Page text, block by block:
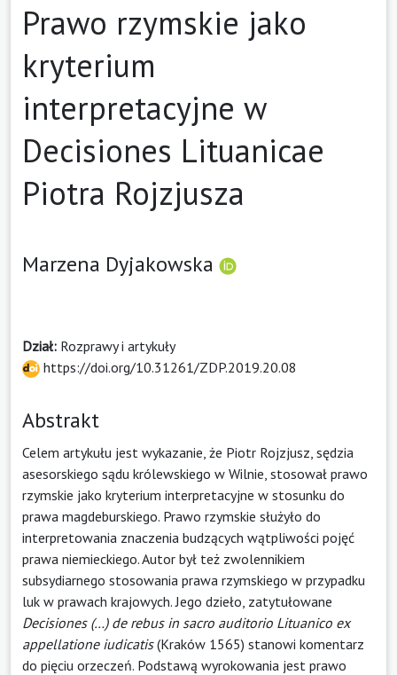
Prawo rzymskie jako
kryterium
interpretacyjne w
Decisiones Lituanicae
Piotra Rojzjusza
Marzena Dyjakowska
Dział: Rozprawy i artykuły
https://doi.org/10.31261/ZDP.2019.20.08
Abstrakt
Celem artykułu jest wykazanie, że Piotr Rojzjusz, sędzia
asesorskiego sądu królewskiego w Wilnie, stosował prawo
rzymskie jako kryterium interpretacyjne w stosunku do
prawa magdeburskiego. Prawo rzymskie służyło do
interpretowania znaczenia budzących wątpliwości pojęć
prawa niemieckiego. Autor był też zwolennikiem
subsydiarnego stosowania prawa rzymskiego w przypadku
luk w prawach krajowych. Jego dzieło, zatytułowane
Decisiones (…) de rebus in sacro auditorio Lituanico ex
appellatione iudicatis(Kraków 1565) stanowi komentarz
do pięciu orzeczeń. Podstawą wyrokowania jest prawo